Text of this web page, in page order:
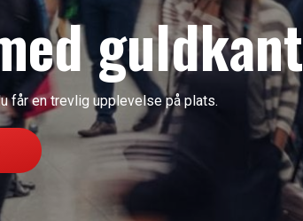
guldkant
får en trevlig upplevelse på plats.